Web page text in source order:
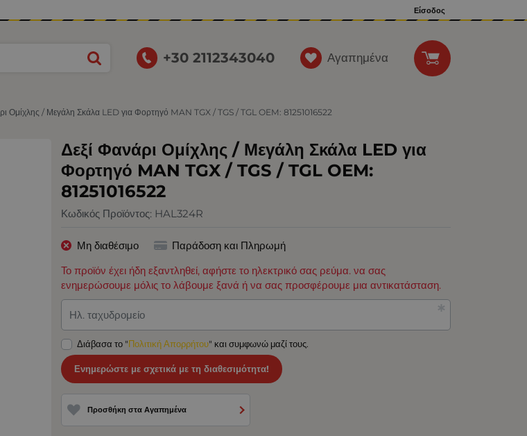
Είσοδος
+30 2112343040 Αγαπημένα
Ομίχλης / Μεγάλη Σκάλα LED για Φορτηγό MAN TGX / TGS / TGL OEM: 81251016522
Δεξί Φανάρι Ομίχλης / Μεγάλη Σκάλα LED για
Φορτηγό MAN TGX / TGS / TGL OEM:
81251016522
Κωδικός Προϊόντος: HAL324R
Μη διαθέσιμο
Παράδοση και Πληρωμή
Το προϊόν έχει ήδη εξαντληθεί, αφήστε το ηλεκτρικό σας ρεύμα. να σας
ενημερώσουμε μόλις το λάβουμε ξανά ή να σας προσφέρουμε μια αντικατάσταση.
Ηλ. ταχυδρομείο
Διάβασα το "Πολιτική Απορρήτου" και συμφωνώ μαζί τους.
Ενημερώστε με σχετικά με τη διαθεσιμότητα!
Προσθήκη στα Αγαπημένα